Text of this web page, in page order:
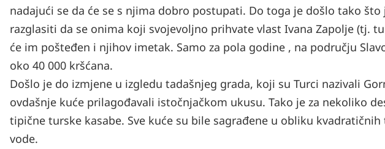
nadajući se da će se s njima dobro postupati. Do toga je došlo tako
razglasiti da se onima koji svojevoljno prihvate vlast Ivana Zapolje (tj.
će im pošteđen i njihov imetak. Samo za pola godine , na području
oko 40 000 kršćana.
Došlo je do izmjene u izgledu tadašnjeg grada, koji su Turci nazivali
ovdašnje kuće prilagođavali istočnjačkom ukusu. Tako je za nekoliko
tipične turske kasabe. Sve kuće su bile sagrađene u obliku
vode.